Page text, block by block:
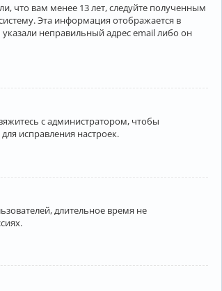
что вам менее 13 лет, следуйте полученным
Эта информация отображается в
неправильный адрес email либо он
с администратором, чтобы
исправления настроек.
длительное время не